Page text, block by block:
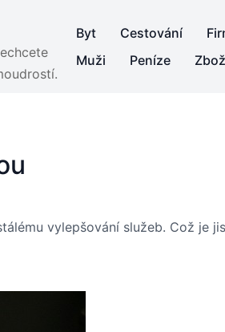
Byt Cestování
Muži
Peníze
vylepšování služeb. Což je